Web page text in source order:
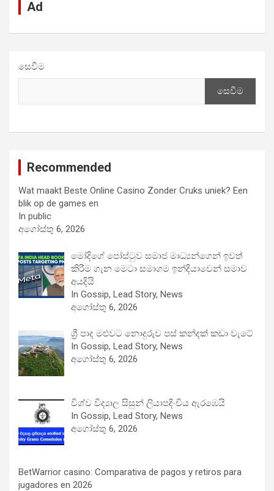
Ad
සෙවීම
සෙවීම
Recommended
Wat maakt Beste Online Casino Zonder Cruks uniek? Een
blik op de games en
In public
අගෝස්තු 6, 2026
මෝදිගේ පෝස්ටුව සමාජ මාධ්‍යන්ගෙන් ඉවත්
කිරීම ගැන මෙටා සමාගම ඉන්දියාවෙන් සමාව
අයදියි
In Gossip, Lead Story, News
අගෝස්තු 6, 2026
ශ්‍රී පාද මළුවට නොදුරුව පස් කන්දක් කඩා වැටේ
In Gossip, Lead Story, News
අගෝස්තු 6, 2026
විශ්ව විද්‍යාල සිසුන් ලියාපදිංචිය ඇරඹෙයි
In Gossip, Lead Story, News
අගෝස්තු 6, 2026
BetWarrior casino: Comparativa de pagos y retiros para
jugadores en 2026